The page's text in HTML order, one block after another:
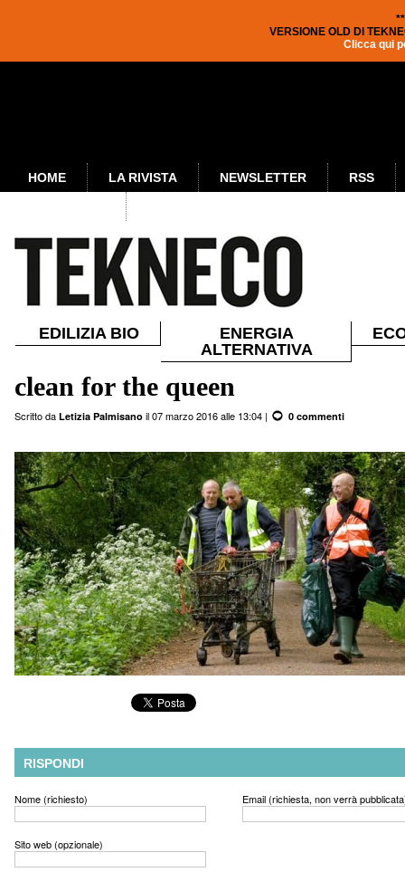
VERSIONE OLD DI
Clicca qui
HOME LA RIVISTA NEWSLETTER
RSS
EDILIZIA BIO
ENERGIA
ALTERNATIVA
clean for the queen
Scritto da Letizia Palmisano il 07 marzo 2016 alle 13:04 | 0 commenti
RISPONDI
Nome (richiesto) Email (richiesta, non verrà
Sito web (opzionale)